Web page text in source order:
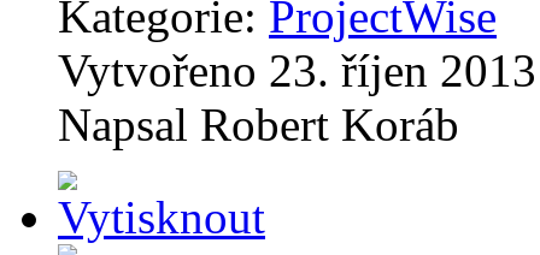
Kategorie: ProjectWise
Vytvořeno 23. říjen 2013
Napsal Robert Koráb